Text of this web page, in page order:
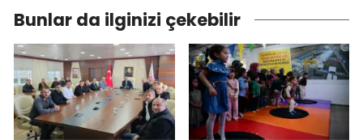
Bunlar da ilginizi çekebilir